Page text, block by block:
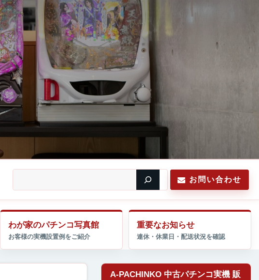
お問い合わせ
わが家のパチンコ写真館 重要なお知らせ
A-PACHINKO 中古パチンコ実機 販